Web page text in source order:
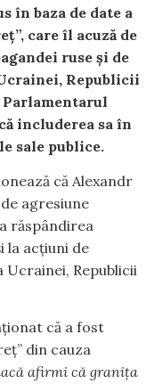
în baza de date a
care îl acuză de
ruse și de
Republicii
includerea sa în
sale publice.
că Alexandr
agresiune
răspândirea
la acțiuni de
Republicii
că a fost
din cauza
afirmi că granița